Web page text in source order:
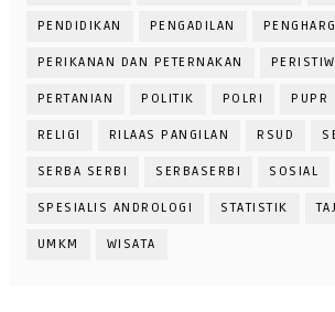
PENDIDIKAN PENGADILAN
PERIKANAN DAN PETERNAKAN
PERTANIAN POLITIK POLRI PUPR
RELIGI RILAAS PANGILAN RSUD
SERBA SERBI SERBASERBI SOSIAL
SPESIALIS ANDROLOGI STATISTIK
UMKM WISATA